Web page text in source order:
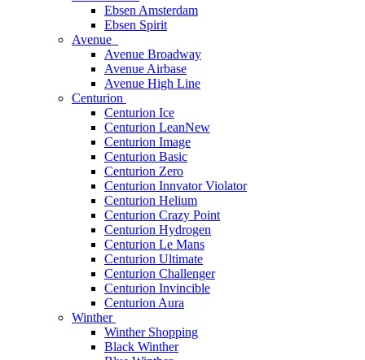
Ebsen Amsterdam
Ebsen Spirit
Avenue
Avenue Broadway
Avenue Airbase
Avenue High Line
Centurion
Centurion Ice
Centurion LeanNew
Centurion Image
Centurion Basic
Centurion Zero
Centurion Innvator Violator
Centurion Helium
Centurion Crazy Point
Centurion Hydrogen
Centurion Le Mans
Centurion Ultimate
Centurion Challenger
Centurion Invincible
Centurion Aura
Winther
Winther Shopping
Black Winther